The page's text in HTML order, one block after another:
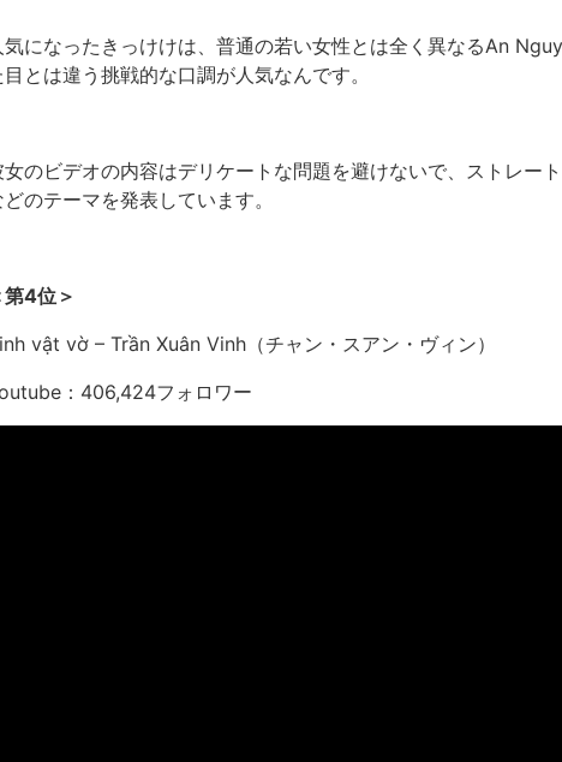
気になったきっけけは、普通の若い女性とは全く異なるAn
目とは違う挑戦的な口調が人気なんです。
女のビデオの内容はデリケートな問題を避けないで、ストレー
どのテーマを発表しています。
第4位＞
vật vờ – Trần Xuân Vinh（チャン・スアン・ヴィン）
：406,424フォロワー